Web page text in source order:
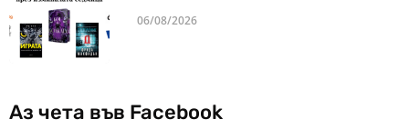
06/08/2026
Аз чета във Facebook